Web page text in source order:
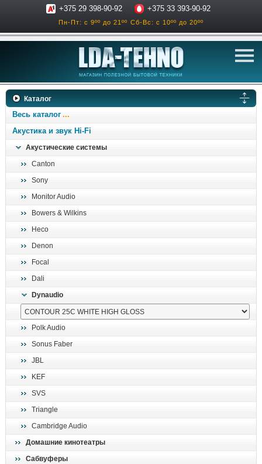
+375 29 398-90-92 +375 33 393-90-92
Пн-Пт: с 9ºº до 21ºº Сб-Вс: с 10ºº до 20ºº
телевизоры
ресиверы, усилители
Каталог
Весь каталог
Акустика и звук Hi-Fi
Акустические системы
Canton
Sony
Monitor Audio
Bowers & Wilkins
Heco
Denon
Focal
Dali
Dynaudio
Polk Audio
Sonus Faber
JBL
KEF
SVS
Triangle
Cambridge Audio
Домашние кинотеатры
Сабвуферы